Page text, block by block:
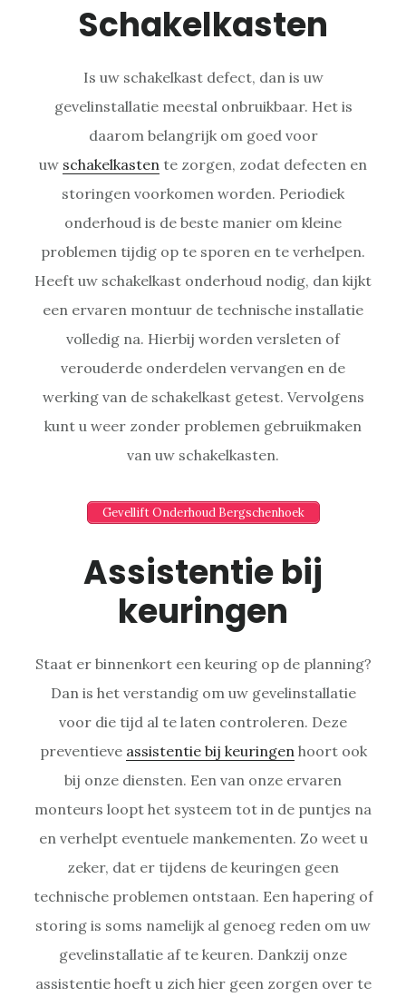
Schakelkasten
Is uw schakelkast defect, dan is uw
gevelinstallatie meestal onbruikbaar. Het is
daarom belangrijk om goed voor
uw schakelkasten te zorgen, zodat defecten en
storingen voorkomen worden. Periodiek
onderhoud is de beste manier om kleine
problemen tijdig op te sporen en te verhelpen.
Heeft uw schakelkast onderhoud nodig, dan kijkt
een ervaren montuur de technische installatie
volledig na. Hierbij worden versleten of
verouderde onderdelen vervangen en de
werking van de schakelkast getest. Vervolgens
kunt u weer zonder problemen gebruikmaken
van uw schakelkasten.
Gevellift Onderhoud Bergschenhoek
Assistentie bij
keuringen
Staat er binnenkort een keuring op de planning?
Dan is het verstandig om uw gevelinstallatie
voor die tijd al te laten controleren. Deze
preventieve assistentie bij keuringen hoort ook
bij onze diensten. Een van onze ervaren
monteurs loopt het systeem tot in de puntjes na
en verhelpt eventuele mankementen. Zo weet u
zeker, dat er tijdens de keuringen geen
technische problemen ontstaan. Een hapering of
storing is soms namelijk al genoeg reden om uw
gevelinstallatie af te keuren. Dankzij onze
assistentie hoeft u zich hier geen zorgen over te